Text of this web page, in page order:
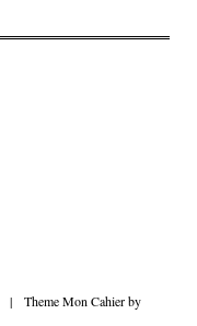
|
Theme Mon Cahier by